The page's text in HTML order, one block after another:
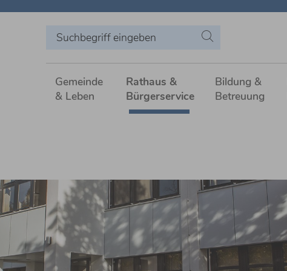
Gemeinde
& Leben
Rathaus &
Bürgerservice
Bildung &
Betreuung